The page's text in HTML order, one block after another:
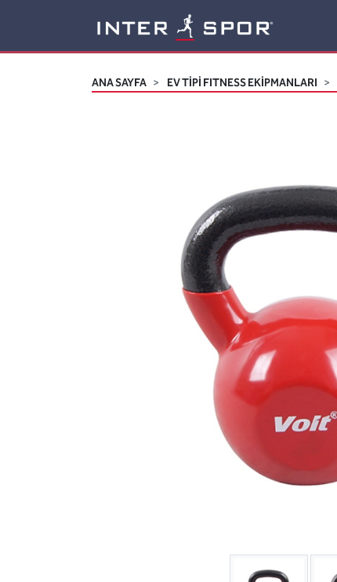
ANA SAYFA EV TİPİ FITNESS EKİPMANLARI